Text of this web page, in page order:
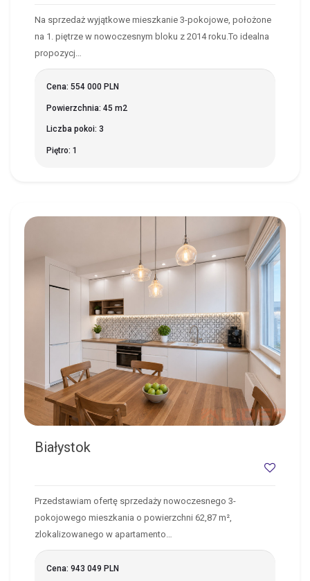
Na sprzedaż wyjątkowe mieszkanie 3-pokojowe, położone
na 1. piętrze w nowoczesnym bloku z 2014 roku.To idealna
propozycj…
Cena: 554 000 PLN
Powierzchnia: 45 m2
Liczba pokoi: 3
Piętro: 1
Białystok
Przedstawiam ofertę sprzedaży nowoczesnego 3-
pokojowego mieszkania o powierzchni 62,87 m²,
zlokalizowanego w apartamento…
Cena: 943 049 PLN